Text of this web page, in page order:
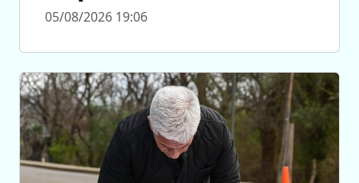
05/08/2026 19:06